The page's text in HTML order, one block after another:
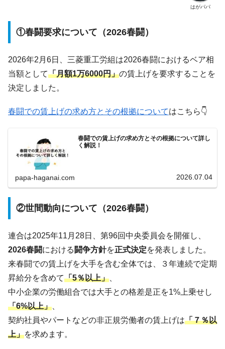
はがパパ
①春闘要求について（2026春闘）
2026年2月6日、三菱重工労組は2026春闘におけるベア相
当額として「月額1万6000円」の賃上げを要求することを
決定しました。
春闘での賃上げの求め方とその根拠についてはこちら👇
春闘での賃上げの求め方とその根拠について詳し
く解説！
papa-haganai.com 2026.07.04
②世間動向について（2026春闘）
連合は2025年11月28日、第96回中央委員会を開催し、
2026春闘における 闘争方針を正式決定を発表しました。
来春闘での賃上げを大手を含む全体では、３年連続で定期
昇給分を含めて「5％以上」
中小企業の労働組合では大手との格差是正を1%上乗せし
「6%以上」
契約社員やパートなどの非正規労働者の賃上げは「７％以
上」を求めます。